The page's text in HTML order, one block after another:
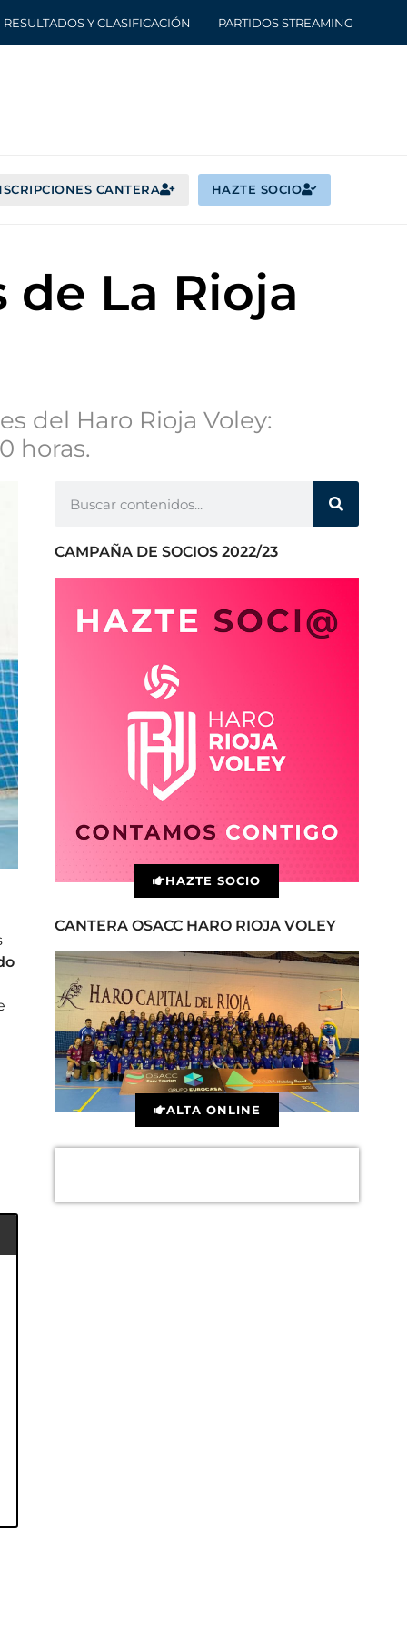
RESULTADOS Y CLASIFICACIÓN PARTIDOS STREAMING
CANTERA HAZTE SOCIO
La Rioja
del Haro Rioja Voley:
horas.
CAMPAÑA DE SOCIOS 2022/23
HAZTE SOCIO
CANTERA OSACC HARO RIOJA VOLEY
ALTA ONLINE